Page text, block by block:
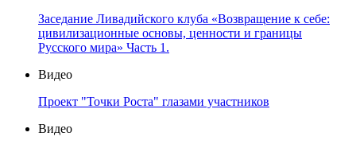
Заседание Ливадийского клуба «Возвращение к себе:
цивилизационные основы, ценности и границы
Русского мира» Часть 1.
Видео
Проект "Точки Роста" глазами участников
Видео